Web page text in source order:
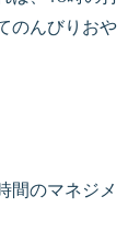
のんびりおや
間のマネジメ